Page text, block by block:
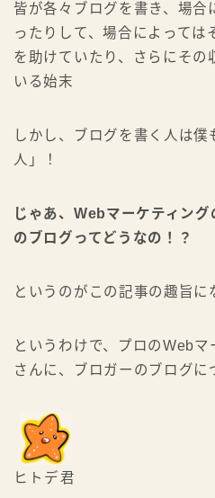
皆が各々ブログを書き、場合
ったりして、場合によっては
を助けていたり、さらにその
いる始末
しかし、ブログを書く人は
人」！
じゃあ、Webマーケティン
のブログってどうなの！？
というのがこの記事の趣旨に
というわけで、プロのWebマ
さんに、ブロガーのブログに
ヒトデ君